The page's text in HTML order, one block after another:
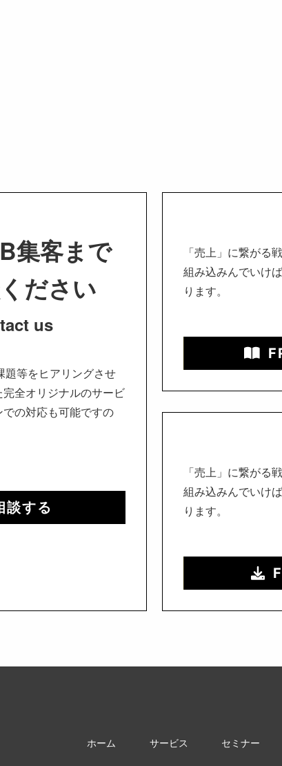
集客まで
ださい
us
題等をヒアリングさせ
全オリジナルのサービ
の対応も可能ですの
談する
「売上」に繋がる
組み込みんでいけ
ります。
「売上」に繋がる
組み込みんでいけ
ります。
ホーム サービス セミナー